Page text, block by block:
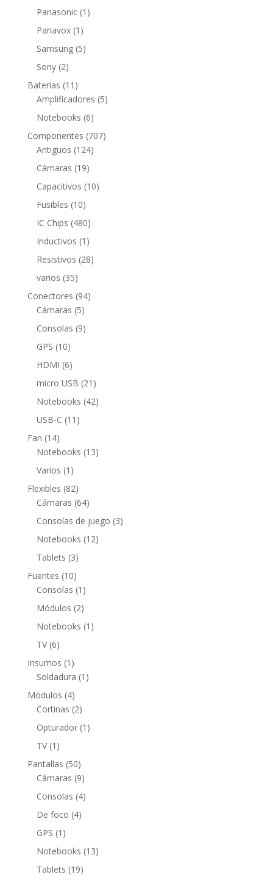
productos
Panasonic 1 1
Panavox 1 1
producto
Samsung 55
Sony 22
productos
Baterías 11 11
productos
Amplificadores 55
Notebooks 66
productos
Componentes 707707
Antiguos 124124
Cámaras 1919
productos
Capacitivos 1010
Fusibles 1010
productos
IC Chips 480480
productos
Inductivos 1 1
producto
Resistivos 2828
varios 3535
productos
Conectores 9494
Cámaras 55
productos
Consolas 99
GPS 1010
productos
HDMI 66
productos
micro USB 21 21
productos
Notebooks 4242
USB-C 11 11
Fan 1414
productos
Notebooks 1313
Varios 1 1
producto
Flexibles 8282
productos
Cámaras 6464
productos
Consolas de juego 33
Notebooks 1212
Tablets 33
productos
Fuentes 1010
productos
Consolas 1 1
producto
Módulos 22
productos
Notebooks 1 1
TV 66
productos
Insumos 1 1
producto
Soldadura 1 1
Módulos 44
productos
Cortinas 22
productos
Opturador 1 1
TV 1 1
producto
Pantallas 5050
productos
Cámaras 99
productos
Consolas 44
De foco 44
GPS 1 1
producto
Notebooks 1313
Tablets 1919